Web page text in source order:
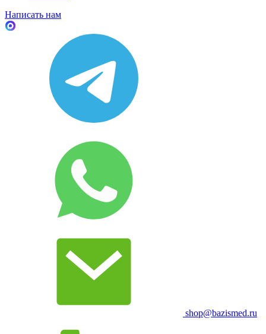
Написать нам
shop@bazismed.ru